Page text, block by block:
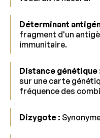
Déterminant
fragment d'un
immunitaire.
Distance génétique
sur une carte
fréquence des
Dizygote :